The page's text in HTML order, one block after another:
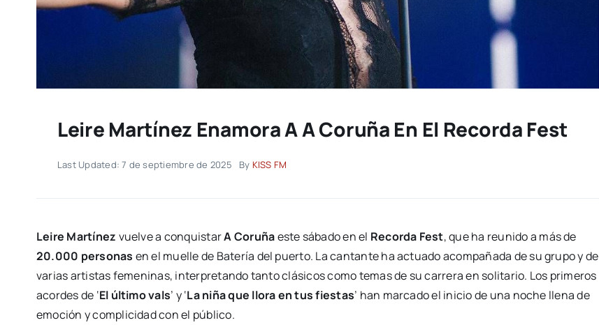
Leire Martínez Enamora A A Coruña En El Recorda Fest
Last Updated: 7 de septiembre de 2025 By KISS FM
Leire Martínez vuelve a conquistarA Coruñaeste sábado en el Recorda Fest, que ha reunido a más de
20.000 personas en el muelle de Batería del puerto. La cantante ha actuado acompañada de su grupo y de
varias artistas femeninas, interpretando tanto clásicos como temas de su carrera en solitario. Los primeros
acordes de ‘El último vals’ y ‘La niña que llora en tus fiestas’ han marcado el inicio de una noche llena de
emoción y complicidad con el público.